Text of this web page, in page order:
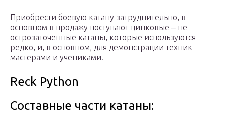
Приобрести боевую катану затруднительно, в
основном в продажу поступают цинковые ‒ не
острозаточенные катаны, которые используются
редко, и, в основном, для демонстрации техник
мастерами и учениками.
Reck Python
Составные части катаны: